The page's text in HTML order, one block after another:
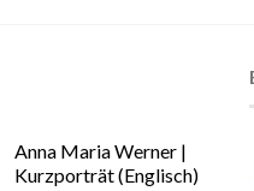
Anna Maria Werner |
Kurzporträt (Englisch)